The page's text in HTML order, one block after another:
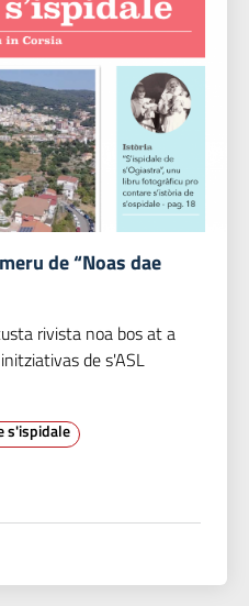
de “Noas dae
rivista noa bos at a
de s'ASL
s'ispidale